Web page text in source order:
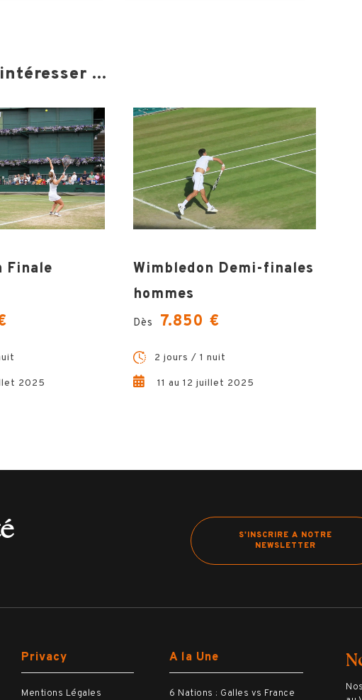
...
Finale
2025
Wimbledon Demi-finales
hommes
Dès 7.850 €
2 jours / 1 nuit
11 au 12 juillet 2025
S'INSCRIRE A NOTRE
NEWSLETTER
Privacy
Mentions Légales
A la Une
6 Nations : Galles vs France